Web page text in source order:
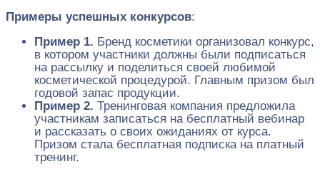
Примеры успешных конкурсов:
Пример 1. Бренд косметики организовал конкурс,
в котором участники должны были подписаться
на рассылку и поделиться своей любимой
косметической процедурой. Главным призом был
годовой запас продукции.
Пример 2. Тренинговая компания предложила
участникам записаться на бесплатный вебинар
и рассказать о своих ожиданиях от курса.
Призом стала бесплатная подписка на платный
тренинг.